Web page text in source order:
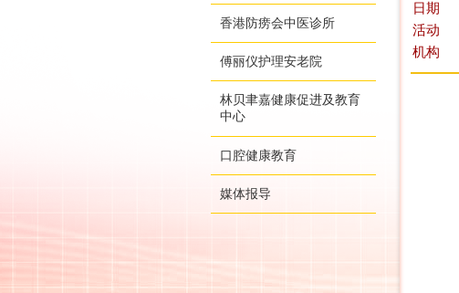
香港防痨会中医诊所
傅丽仪护理安老院
林贝聿嘉健康促进及教育
中心
口腔健康教育
媒体报导
日期
活动
机构